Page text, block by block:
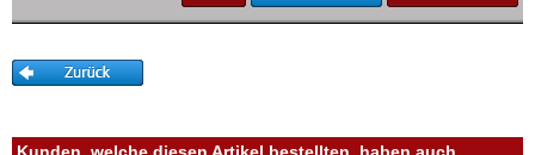
Malaysia
Mehr über...
Privatsphäre und Datenschutz
Kunden, welche diesen Artikel bestellten, haben auch